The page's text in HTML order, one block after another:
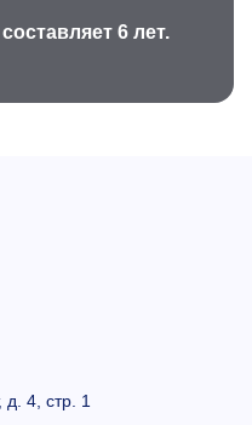
6 лет.
4, стр. 1